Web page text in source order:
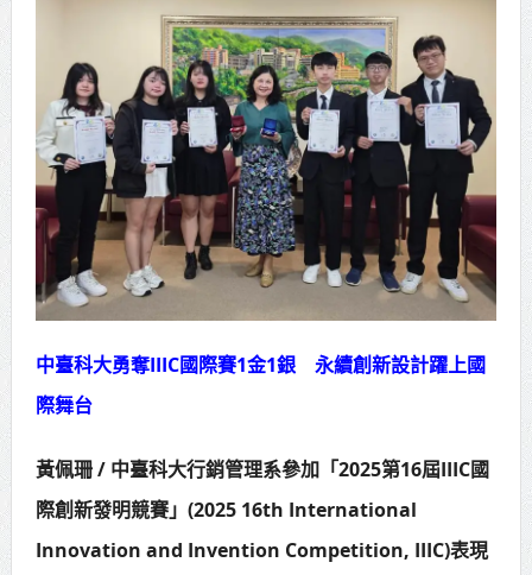
北形象館亮相
打鐵厝北側產業園區產業設施公共
動土創造千個就業機會
高雄「三民運動中心」市長陳其
邁、運動部長李洋各界貴賓共同揭幕
高雄東照山關帝廟全國國中小學書
法比賽 圓滿落幕
賴清德總統主持將官晉任 期勉精進
不對稱戰力
蔣萬安再拋出「倒閣說」 喊推陳其
邁組閣
賴總統肯定「金唐獎」得獎者及入
圍者 允諾完善支持體系
中臺科大勇奪IIIC國際賽1金1銀 永續創新設計躍上國
際舞台
黃佩珊 / 中臺科大行銷管理系參加「2025第16屆IIIC國
際創新發明競賽」(2025 16th International
Innovation and Invention Competition, IIIC)表現